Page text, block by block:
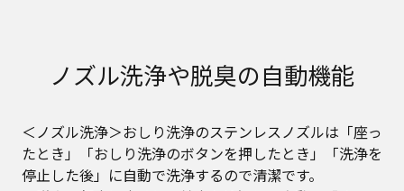
ノズル洗浄や脱臭の自動機能
＜ノズル洗浄＞おしり洗浄のステンレスノズルは「座っ
たとき」「おしり洗浄のボタンを押したとき」「洗浄を
停止した後」に自動で洗浄するので清潔です。